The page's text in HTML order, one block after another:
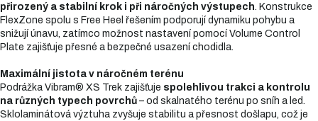
přirozený a stabilní krok i při náročných výstupech . Konstrukce
FlexZone spolu s Free Heel řešením podporují dynamiku pohybu a
snižují únavu, zatímco možnost nastavení pomocí Volume Control
Plate zajišťuje přesné a bezpečné usazení chodidla.
Maximální jistota v náročném terénu
Podrážka Vibram® XS Trek zajišťuje spolehlivou trakci a kontrolu
na různých typech povrchů – od skalnatého terénu po sníh a led.
Sklolaminátová výztuha zvyšuje stabilitu a přesnost došlapu, což je